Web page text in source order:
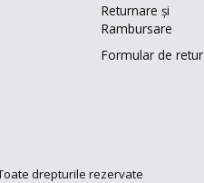
Returnare și
Rambursare
Formular de retur
drepturile rezervate